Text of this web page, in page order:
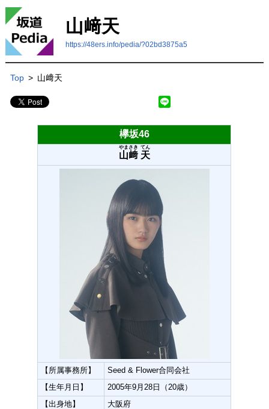
山﨑天
https://48ers.info/pedia/?02bd3875a5
Top > 山﨑天
欅坂46
山﨑
やまさき
天
てん
【所属事務所】
Seed & Flower合同会社
【生年月日】
2005年9月28日（20歳）
【出身地】
大阪府